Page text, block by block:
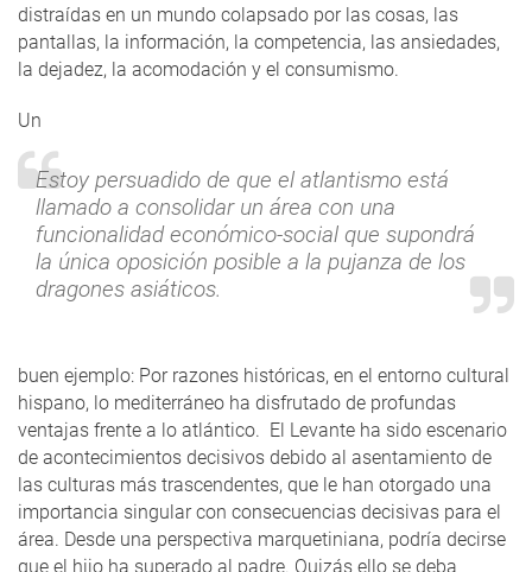
distraídas en un mundo colapsado por las cosas, las
pantallas, la información, la competencia, las ansiedades,
la dejadez, la acomodación y el consumismo.
Estoy persuadido de que el atlantismo está
llamado a consolidar un área con una
funcionalidad económico-social que supondrá
la única oposición posible a la pujanza de los
dragones asiáticos.
Un
buen ejemplo: Por razones históricas, en el entorno cultural
hispano, lo mediterráneo ha disfrutado de profundas
ventajas frente a lo atlántico. El Levante ha sido escenario
de acontecimientos decisivos debido al asentamiento de
las culturas más trascendentes, que le han otorgado una
importancia singular con consecuencias decisivas para el
área. Desde una perspectiva marquetiniana, podría decirse
que el hijo ha superado al padre. Quizás ello se deba